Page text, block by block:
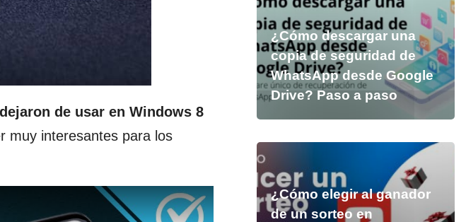
de usar en Windows 8
muy interesantes para los
¿Cómo descargar una
copia de seguridad de
WhatsApp desde Google
Drive? Paso a paso
¿Cómo elegir al ganador
de un sorteo en